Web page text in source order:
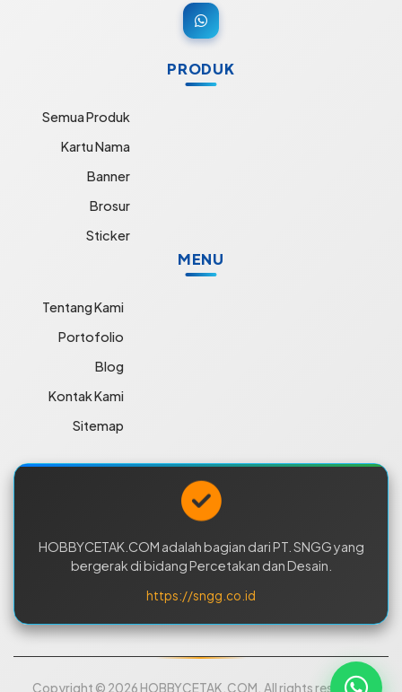
PRODUK
Semua Produk
Kartu Nama
Banner
Brosur
Sticker
MENU
Tentang Kami
Portofolio
Blog
Kontak Kami
Sitemap
HOBBYCETAK.COM adalah bagian dari PT. SNGG yang
bergerak di bidang Percetakan dan Desain.
https://sngg.co.id
Copyright © 2026 HOBBYCETAK.COM. All rights reserved.